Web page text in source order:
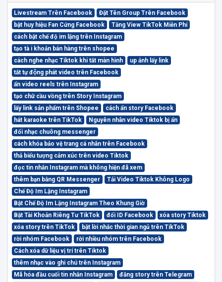
Livestream Trên Facebook
Đặt Tên Group Trên Facebook
bật huy hiệu Fan Cứng Facebook
Tăng View TikTok Miễn Phí
cách bật chế độ im lặng trên Instagram
tạo tà i khoản bán hàng trên shopee
cách nghe nhạc Tiktok khi tắt màn hình
up ảnh lấy link
tắt tự động phát video trên Facebook
ẩn video reels trên Instagram
tạo chữ cầu vồng trên Story Instagram
lấy link sản phẩm trên Shopee
cách ẩn story Facebook
hát karaoke trên TikTok
Nguyên nhân video Tiktok bị ẩn
đổi nhạc chuông messenger
cách khóa bảo vệ trang cá nhân trên Facebook
thả biểu tượng cảm xúc trên video Tiktok
đọc tin nhắn Instagram mà không hiện đã xem
thêm bạn bằng QR Messenger
Tải Video Tiktok Không Logo
Chế Độ Im Lặng Instagram
Bật Chế Độ Im Lặng Instagram Theo Khung Giờ
Bật Tài Khoản Riêng Tư TikTok
đổi ID Facebook
xóa story Tiktok
xóa story trên TikTok
bật lời nhắc thời gian ngủ trên TikTok
rời nhóm Facebook
rời nhiều nhóm trên Facebook
Cách xóa dữ liệu vị trí trên Tiktok
thêm nhạc vào ghi chú trên Instagram
Mã hóa đầu cuối tin nhắn Instagram
đăng story trên Telegram